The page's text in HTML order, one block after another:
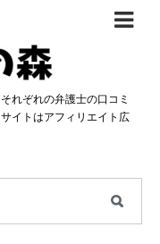
れぞれの弁護士の口コミ
はアフィリエイト広